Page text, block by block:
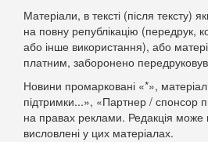
Матеріали, в тексті (після тексту)
на повну републікацію (передрук,
або інше використання), або
платним, заборонено
Новини промарковані «*»,
підтримки...», «Партнер / спонсор
на правах реклами. Редакція може
висловлені у цих матеріалах.